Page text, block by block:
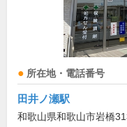
所在地・電話番号
田井ノ瀬駅
和歌山県和歌山市岩橋